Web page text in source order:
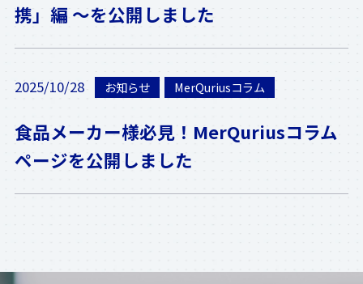
携」編 ～を公開しました
2025/10/28 お知らせ MerQuriusコラム
食品メーカー様必見！MerQuriusコラム
ページを公開しました